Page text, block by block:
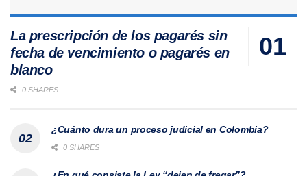
La prescripción de los pagarés sin
fecha de vencimiento o pagarés en
blanco
0 SHARES
¿Cuánto dura un proceso judicial en Colombia?
0 SHARES